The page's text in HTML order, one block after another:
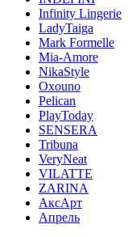
Infinity Lingerie
LadyTaiga
Mark Formelle
Mia-Amore
NikaStyle
Oxouno
Pelican
PlayToday
SENSERA
Tribuna
VeryNeat
VILATTE
ZARINA
АксАрт
Апрель